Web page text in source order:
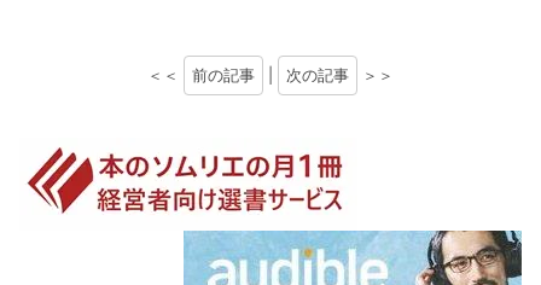
＜＜ 前の記事 次の記事 ＞＞